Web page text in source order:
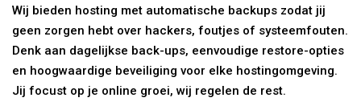
Wij bieden hosting met automatische backups zodat jij
geen zorgen hebt over hackers, foutjes of systeemfouten.
Denk aan dagelijkse back-ups, eenvoudige restore-opties
en hoogwaardige beveiliging voor elke hostingomgeving.
Jij focust op je online groei, wij regelen de rest.